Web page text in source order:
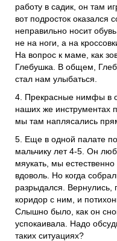
работу в садик, он там
вот подросток оказался
неправильно носит
не на ноги, а на
На вопрос к маме, как
Глебушка. В общем,
стал нам улыбаться.
4. Прекрасные нимфы в
наших же инструментах
мы там наплясались
5. Еще в одной палате
мальчику лет 4-5. Он
мяукать, мы
вдоволь. Но когда
разрыдался. Вернулись,
коридор с ним, и
Слышно было, как он
успокаивала. Надо
таких ситуациях?